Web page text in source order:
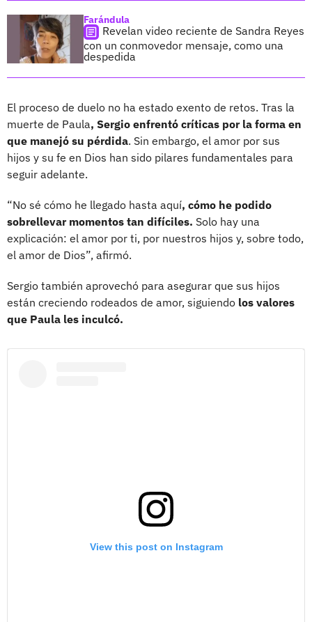
Farándula
Revelan video reciente de Sandra Reyes
con un conmovedor mensaje, como una
despedida
El proceso de duelo no ha estado exento de retos. Tras la
muerte de Paula, Sergio enfrentó críticas por la forma en
que manejó su pérdida. Sin embargo, el amor por sus
hijos y su fe en Dios han sido pilares fundamentales para
seguir adelante.
“No sé cómo he llegado hasta aquí, cómo he podido
sobrellevar momentos tan difíciles. Solo hay una
explicación: el amor por ti, por nuestros hijos y, sobre todo,
el amor de Dios”, afirmó.
Sergio también aprovechó para asegurar que sus hijos
están creciendo rodeados de amor, siguiendo los valores
que Paula les inculcó.
View this post on Instagram